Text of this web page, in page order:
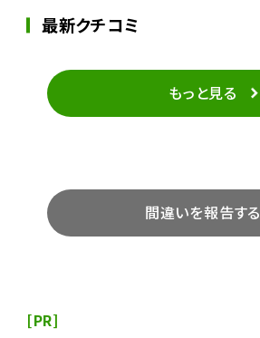
最新クチコミ
もっと見る
間違いを報告する
[PR]